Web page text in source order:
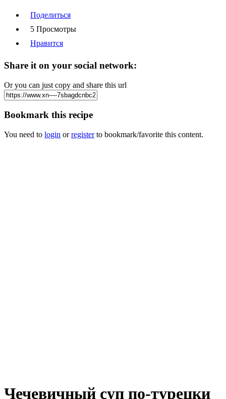
Поделиться
5 Просмотры
Нравится
Share it on your social network:
Or you can just copy and share this url
Bookmark this recipe
You need to login orregisterto bookmark/favorite this content.
Чечевичный суп по-турецки